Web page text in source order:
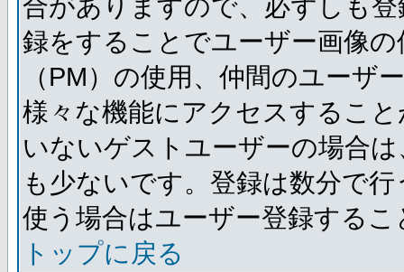
合がありますので、必ずしも
録をすることでユーザー画像
（PM）の使用、仲間のユーザ
様々な機能にアクセスするこ
いないゲストユーザーの場合
も少ないです。登録は数分で
使う場合はユーザー登録する
トップに戻る